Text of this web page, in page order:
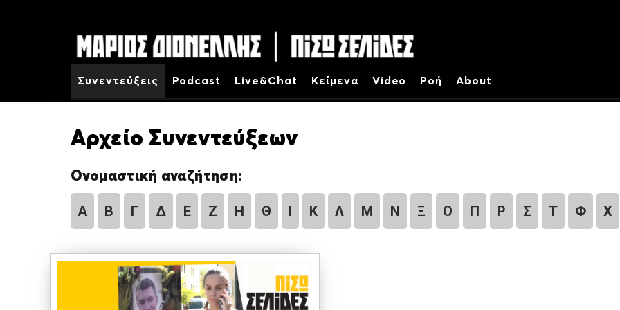
Συνεντεύξεις Podcast Live&Chat Κείμενα Video Ροή About
Αρχείο Συνεντεύξεων
Ονομαστική αναζήτηση:
Α Β Γ Δ Ε Ζ Η Θ Ι Κ Λ Μ Ν Ξ Ο Π Ρ Σ Τ Φ Χ